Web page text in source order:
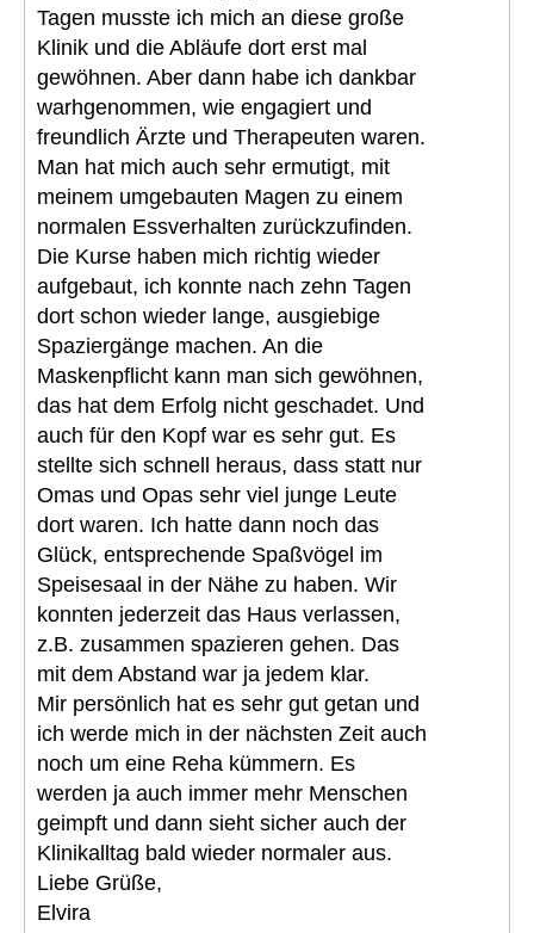
Tagen musste ich mich an diese große
Klinik und die Abläufe dort erst mal
gewöhnen. Aber dann habe ich dankbar
warhgenommen, wie engagiert und
freundlich Ärzte und Therapeuten waren.
Man hat mich auch sehr ermutigt, mit
meinem umgebauten Magen zu einem
normalen Essverhalten zurückzufinden.
Die Kurse haben mich richtig wieder
aufgebaut, ich konnte nach zehn Tagen
dort schon wieder lange, ausgiebige
Spaziergänge machen. An die
Maskenpflicht kann man sich gewöhnen,
das hat dem Erfolg nicht geschadet. Und
auch für den Kopf war es sehr gut. Es
stellte sich schnell heraus, dass statt nur
Omas und Opas sehr viel junge Leute
dort waren. Ich hatte dann noch das
Glück, entsprechende Spaßvögel im
Speisesaal in der Nähe zu haben. Wir
konnten jederzeit das Haus verlassen,
z.B. zusammen spazieren gehen. Das
mit dem Abstand war ja jedem klar.
Mir persönlich hat es sehr gut getan und
ich werde mich in der nächsten Zeit auch
noch um eine Reha kümmern. Es
werden ja auch immer mehr Menschen
geimpft und dann sieht sicher auch der
Klinikalltag bald wieder normaler aus.
Liebe Grüße,
Elvira